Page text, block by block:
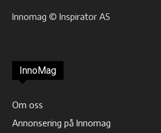
Innomag © Inspirator AS
InnoMag
Om oss
Annonsering på Innomag